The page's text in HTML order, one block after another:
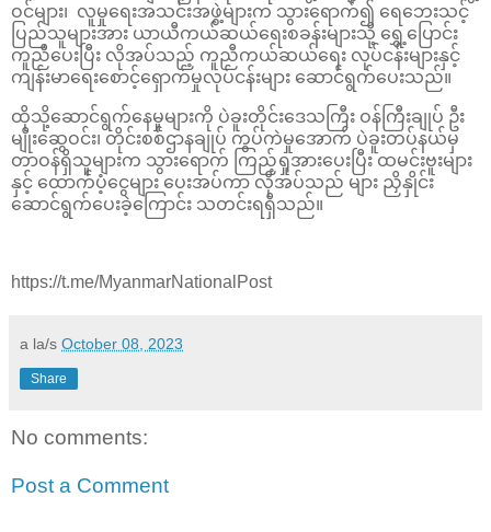
ဝင်များ၊ လူမှုရေးအသင်းအဖွဲ့များက သွားရောက်၍ ရေဘေးသင့်
ပြည်သူများအား ယာယီကယ်ဆယ်ရေးစခန်းများသို့ ရွှေ့ပြောင်း
ကူညီပေးပြီး လိုအပ်သည့် ကူညီကယ်ဆယ်ရေး လုပ်ငန်းများနှင့်
ကျန်းမာရေးစောင့်ရှောက်မှုလုပ်ငန်းများ ဆောင်ရွက်ပေးသည်။
ထိုသို့ဆောင်ရွက်နေမှုများကို ပဲခူးတိုင်းဒေသကြီး ဝန်ကြီးချုပ် ဦး
မျိုးဆွေဝင်း၊ တိုင်းစစ်ဌာနချုပ် ကွပ်ကဲမှုအောက် ပဲခူးတပ်နယ်မှ
တာဝန်ရှိသူများက သွားရောက် ကြည့်ရှုအားပေးပြီး ထမင်းဗူးများ
နှင့် ထောက်ပံ့ငွေများ ပေးအပ်ကာ လိုအပ်သည် များ ညှိနှိုင်း
ဆောင်ရွက်ပေးခဲ့ကြောင်း သတင်းရရှိသည်။
https://t.me/MyanmarNationalPost
a la/s October 08, 2023
Share
No comments:
Post a Comment